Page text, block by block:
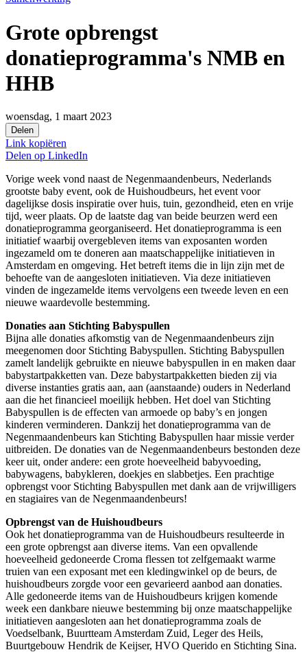
Grote opbrengst
donatieprogramma's NMB en
HHB
woensdag, 1 maart 2023
Delen
Link kopiëren
Delen op LinkedIn
Vorige week vond naast de Negenmaandenbeurs, Nederlands
grootste baby event, ook de Huishoudbeurs, het event voor
dagelijkse dosis inspiratie over huis, tuin, gezondheid, eten en vrije
tijd, weer plaats. Op de laatste dag van beide beurzen werd een
donatieprogramma georganiseerd. Het donatieprogramma is een
initiatief waarbij overgebleven items van exposanten worden
ingezameld om te doneren aan maatschappelijke initiatieven in
Amsterdam en omgeving. Het betreft items die in lijn zijn met de
behoefte van de aangesloten initiatieven. Via deze initiatieven
vinden de ingezamelde items vervolgens een tweede leven en een
nieuwe waardevolle bestemming.
Donaties aan Stichting Babyspullen
Bijna alle donaties afkomstig van de Negenmaandenbeurs zijn
meegenomen door Stichting Babyspullen. Stichting Babyspullen
zamelt landelijk gebruikte en nieuwe babyspullen in en maken daar
babystartpakketten van. Deze babystartpakketten bieden zij via
diverse instanties gratis aan, aan (aanstaande) ouders in Nederland
aan die het financieel moeilijk hebben. Het doel van Stichting
Babyspullen is de effecten van armoede op baby’s en jongen
kinderen verminderen. Dankzij het donatieprogramma van de
Negenmaandenbeurs kan Stichting Babyspullen haar missie verder
uitbreiden. De donaties van de Negenmaandenbeurs bestonden deze
keer uit, onder andere: een grote hoeveelheid babyvoeding,
babywagens, babykleren, doekjes en slabbetjes. Een prachtige
opbrengst voor Stichting Babyspullen met dank aan de vrijwilligers
en stagiaires van de Negenmaandenbeurs!
Opbrengst van de Huishoudbeurs
Ook het donatieprogramma van de Huishoudbeurs resulteerde in
een grote opbrengst aan diverse items. Van een opvallende
hoeveelheid gedoneerde Croma flessen tot zelfgemaakt warme
truien van een exposant met een kledingwinkel op de beurs, de
huishoudbeurs zorgde voor een gevarieerd aanbod aan donaties.
Alle gedoneerde items van de Huishoudbeurs krijgen komende
week een dankbare nieuwe bestemming bij onze maatschappelijke
initiatieven aangesloten aan het donatieprogramma zoals de
Voedselbank, Buurtteam Amsterdam Zuid, Leger des Heils,
Buurtgebouw Hendrik de Keijser, HVO Querido en Stichting Sina.